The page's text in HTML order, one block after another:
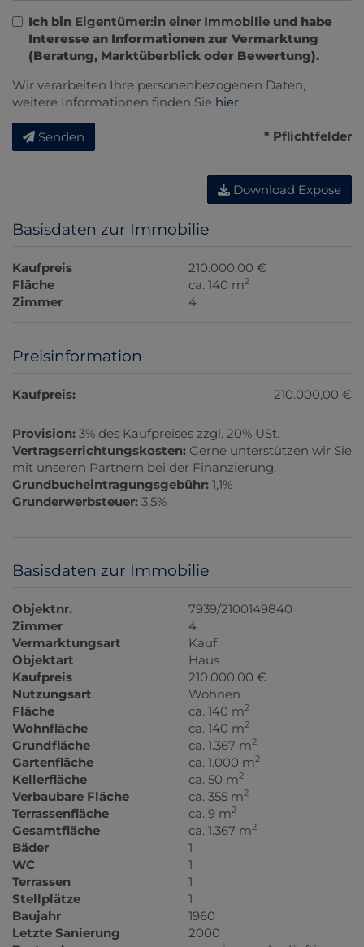
Ich bin Eigentümer:in einer Immobilie und habe
Interesse an Informationen zur Vermarktung
(Beratung, Marktüberblick oder Bewertung).
Wir verarbeiten Ihre personenbezogenen Daten,
weitere Informationen finden Sie hier.
Senden * Pflichtfelder
Download Expose
Basisdaten zur Immobilie
Kaufpreis
210.000,00 €
Fläche
ca. 140 m2
Zimmer 4
Preisinformation
Kaufpreis: 210.000,00 €
Provision: 3% des Kaufpreises zzgl. 20% USt.
Vertragserrichtungskosten: Gerne unterstützen wir Sie
mit unseren Partnern bei der Finanzierung.
Grundbucheintragungsgebühr: 1,1%
Grunderwerbsteuer: 3,5%
Basisdaten zur Immobilie
Objektnr.
7939/2100149840
Zimmer
4
Vermarktungsart
Kauf
Objektart
Haus
Kaufpreis
210.000,00 €
Nutzungsart
Wohnen
Fläche
ca. 140 m2
Wohnfläche ca. 140 m2
Grundfläche ca. 1.367 m2
Gartenfläche ca. 1.000 m2
Kellerfläche ca. 50 m2
Verbaubare Fläche ca. 355 m2
Terrassenfläche ca. 9 m2
Gesamtfläche ca. 1.367 m2
Bäder
1
WC
1
Terrassen
1
Stellplätze
1
Baujahr
1960
Letzte Sanierung
2000